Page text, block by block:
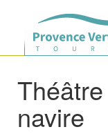
navire